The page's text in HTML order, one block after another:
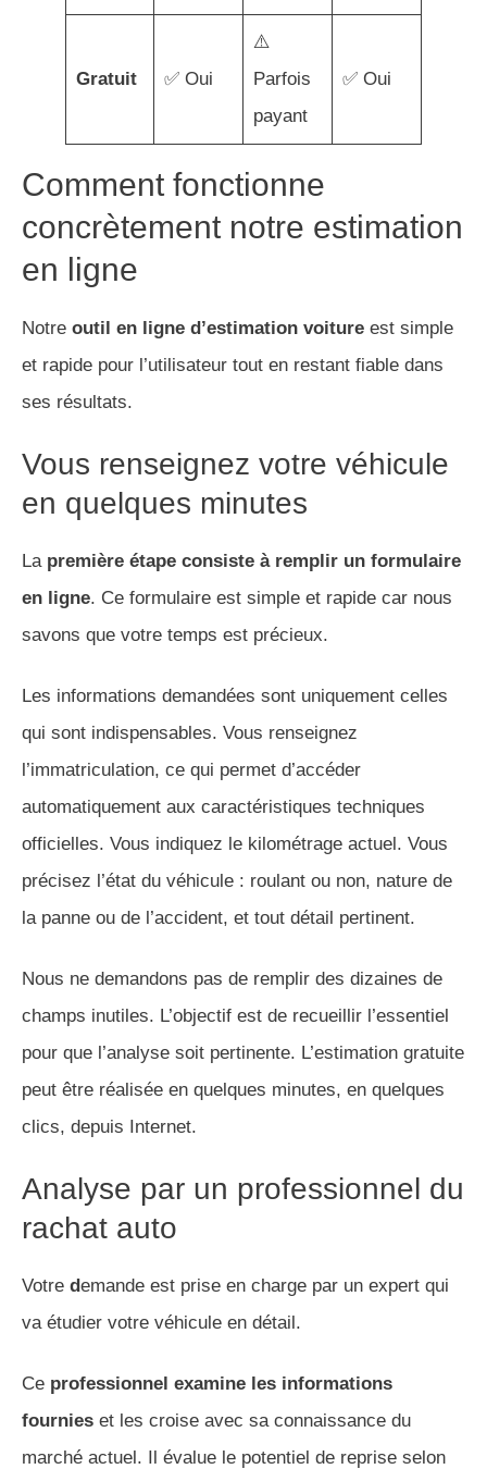
Gratuit ✅ Oui
⚠️
Parfois
payant
✅ Oui
Comment fonctionne
concrètement notre estimation
en ligne
Notre outil en ligne d’estimation voiture est simple
et rapide pour l’utilisateur tout en restant fiable dans
ses résultats.
Vous renseignez votre véhicule
en quelques minutes
La première étape consiste à remplir un formulaire
en ligne. Ce formulaire est simple et rapide car nous
savons que votre temps est précieux.
Les informations demandées sont uniquement celles
qui sont indispensables. Vous renseignez
l’immatriculation, ce qui permet d’accéder
automatiquement aux caractéristiques techniques
officielles. Vous indiquez le kilométrage actuel. Vous
précisez l’état du véhicule : roulant ou non, nature de
la panne ou de l’accident, et tout détail pertinent.
Nous ne demandons pas de remplir des dizaines de
champs inutiles. L’objectif est de recueillir l’essentiel
pour que l’analyse soit pertinente. L’estimation gratuite
peut être réalisée en quelques minutes, en quelques
clics, depuis Internet.
Analyse par un professionnel du
rachat auto
Votre demande est prise en charge par un expert qui
va étudier votre véhicule en détail.
Ce professionnel examine les informations
fournies et les croise avec sa connaissance du
marché actuel. Il évalue le potentiel de reprise selon